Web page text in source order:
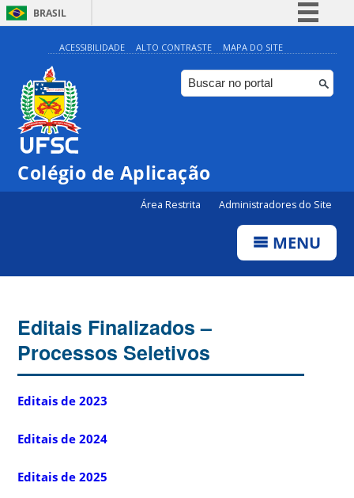
BRASIL
Simplifique!
Comunica BR
Participe
ACESSIBILIDADE ALTO CONTRASTE MAPA DO SITE
Colégio de Aplicação
Área Restrita Administradores do Site
MENU
Editais Finalizados –
Processos Seletivos
Editais de 2023
Editais de 2024
Editais de 2025